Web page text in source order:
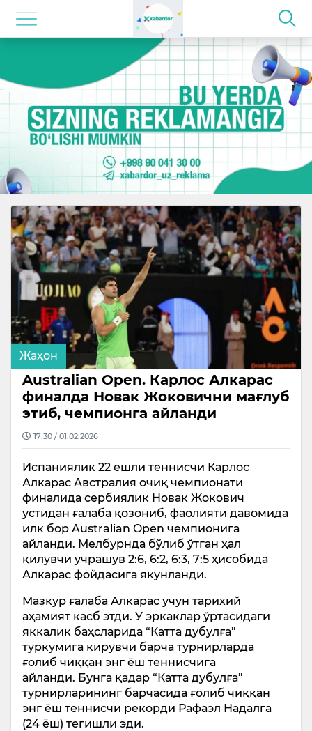
Жаҳон
Australian Open. Карлос Алкарас
финалда Новак Жоковични мағлуб
этиб, чемпионга айланди
17:30 / 01.02.2026
Испаниялик 22 ёшли теннисчи Карлос
Алкарас Австралия очиқ чемпионати
финалида сербиялик Новак Жокович
устидан ғалаба қозониб, фаолияти давомида
илк бор Australian Open чемпионига
айланди. Мелбурнда бўлиб ўтган ҳал
қилувчи учрашув 2:6, 6:2, 6:3, 7:5 ҳисобида
Алкарас фойдасига якунланди.
Мазкур ғалаба Алкарас учун тарихий
аҳамият касб этди. У эркаклар ўртасидаги
яккалик баҳсларида “Катта дубулға”
туркумига кирувчи барча турнирларда
ғолиб чиққан энг ёш теннисчига
айланди. Бунга қадар “Катта дубулға”
турнирларининг барчасида ғолиб чиққан
энг ёш теннисчи рекорди Рафаэл Надалга
(24 ёш) тегишли эди.